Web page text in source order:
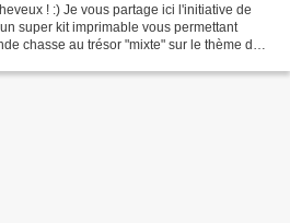
! :) Je vous partage ici l'initiative de
super kit imprimable vous permettant
chasse au trésor "mixte" sur le thème des